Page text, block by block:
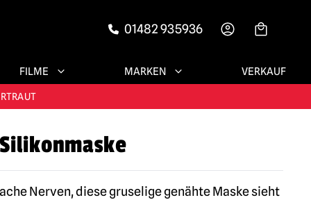
01482 935936
FILME MARKEN VERKAUF
KUNDEN
KUNDEN
Nerven, diese gruselige genähte Maske sieht